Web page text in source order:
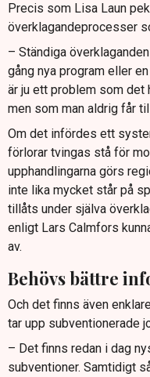
Precis som Lisa Laun
överklagandeprocesser
– Ständiga
gång nya program eller
är ju ett problem som det
men som man aldrig får
Om det infördes ett
förlorar tvingas stå för
upphandlingarna görs
inte lika mycket står på
tillåts under själva
enligt Lars Calmfors
av.
Behövs bättre
Och det finns även
tar upp subventionerade
– Det finns redan i dag
subventioner. Samtidigt